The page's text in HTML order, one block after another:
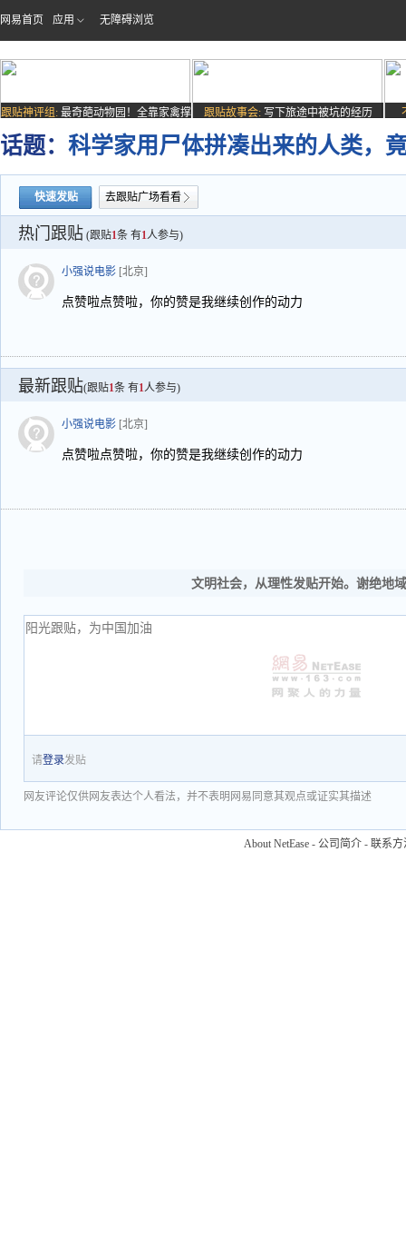
网易首页 应用 无障碍浏览
跟贴神评组: 最奇葩动物园！全靠家禽撑
场子
跟贴故事会: 写下旅途中被坑的经历
话题： 科学家用尸体拼凑出来的人类，
快速发贴 去跟贴广场看看
热门跟贴 (跟贴1条 有1人参与)
小强说电影 [北京]
点赞啦点赞啦，你的赞是我继续创作的动力
最新跟贴(跟贴1条 有1人参与)
小强说电影 [北京]
点赞啦点赞啦，你的赞是我继续创作的动力
文明社会，从理性发贴开始。谢绝地
请登录发贴
网友评论仅供网友表达个人看法，并不表明网易同意其观点或证实其描述
About NetEase - 公司简介 - 联系方